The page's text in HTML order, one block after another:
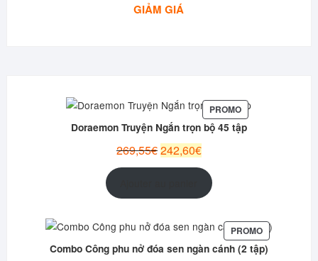
GIẢM GIÁ
PROMOPRODUIT
EN
PROMOTION
Doraemon Truyện Ngắn trọn bộ 45 tập
269,55€ Le
242,60€Le
actuel
est :
PROMOPRODUIT
EN
PROMOTION
Combo Công phu nở đóa sen ngàn cánh (2 tập)